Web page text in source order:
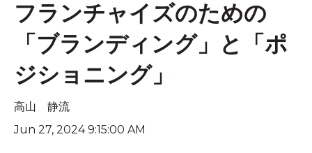
フランチャイズのための
「ブランディング」と「ポ
ジショニング」
高山 静流
Jun 27, 2024 9:15:00 AM